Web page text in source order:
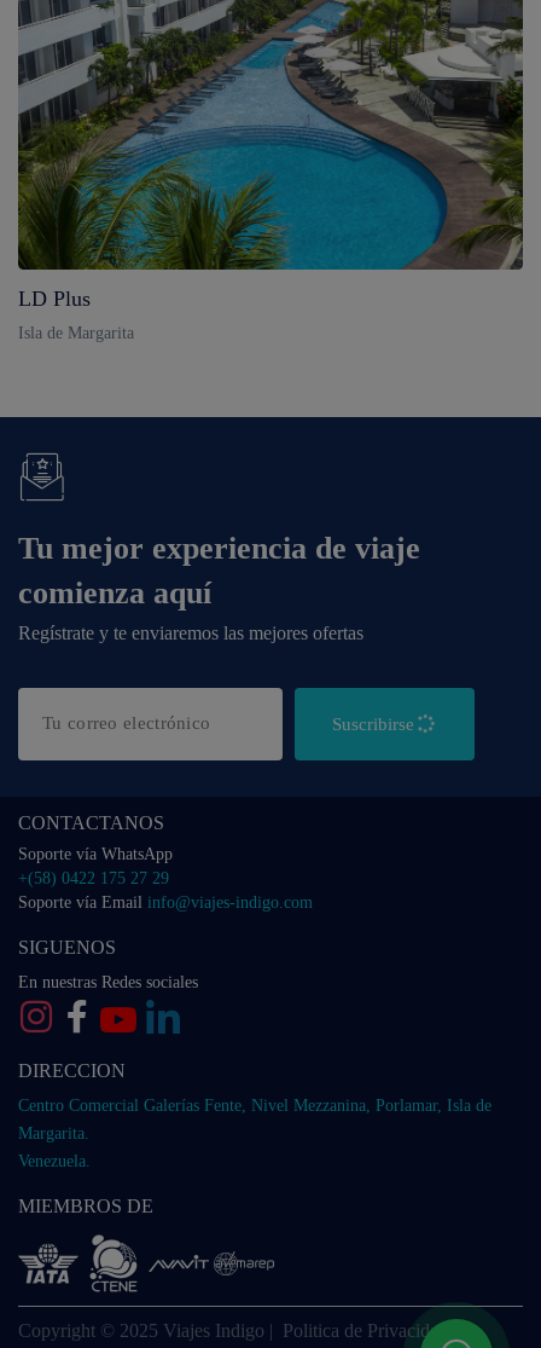
LD Plus
Isla de Margarita
Tu mejor experiencia de viaje
comienza aquí
Regístrate y te enviaremos las mejores ofertas
Suscribirse
CONTACTANOS
Soporte vía WhatsApp
+(58) 0422 175 27 29
Soporte vía Email info@viajes-indigo.com
SIGUENOS
En nuestras Redes sociales
DIRECCION
Centro Comercial Galerías Fente, Nivel Mezzanina, Porlamar, Isla de
Margarita.
Venezuela.
MIEMBROS DE
Copyright © 2025 Viajes Indigo | Politica de Privacidad